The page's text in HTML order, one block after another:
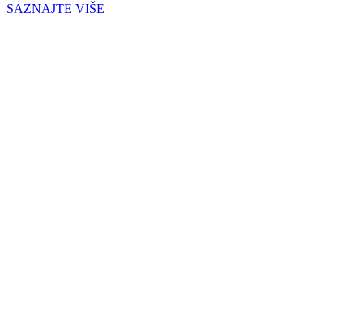
SAZNAJTE VIŠE